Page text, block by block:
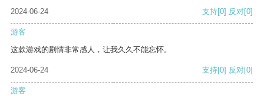
2024-06-24
支持[0] 反对[0]
游客
这款游戏的剧情非常感人，让我久久不能忘怀。
2024-06-24 支持[0] 反对[0]
游客